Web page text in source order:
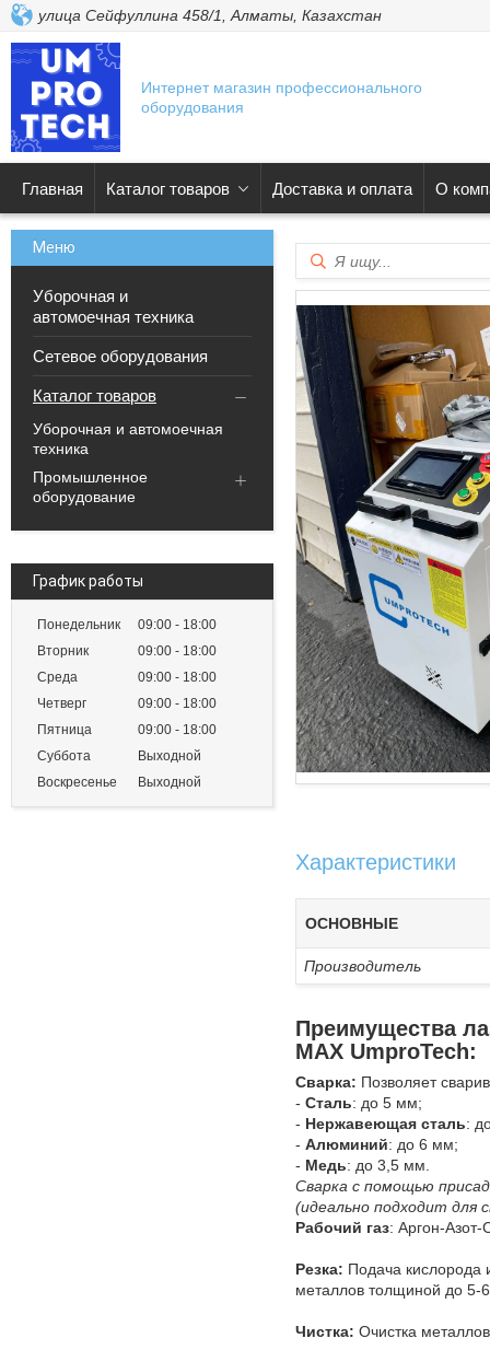
улица Сейфуллина 458/1, Алматы, Казахстан
Интернет магазин профессионального
оборудования
Главная Каталог товаров Доставка и оплата О
Уборочная и
автомоечная техника
Сетевое оборудования
Каталог товаров
Уборочная и автомоечная
техника
Промышленное
оборудование
График работы
Понедельник 09:00
18:00
Вторник
09:00
18:00
Среда
09:00
18:00
Четверг
09:00
18:00
Пятница
09:00
18:00
Суббота
Выходной
Воскресенье
Выходной
Характеристики
ОСНОВНЫЕ
Производитель
Преимущества
MAX UmproTech:
Сваркa: Позвoляeт
- Стaль: дo 5 мм;
- Нepжавеющая сталь:
- Aлюминий: до 6 мм;
- Meдь: дo 3,5 мм.
Сварка c помощью
(идеально подходит для
Рабочий газ: Аргон-Азот-
Резка: Подача кислорода
металлов толщиной до 5-
Чистка: Очистка